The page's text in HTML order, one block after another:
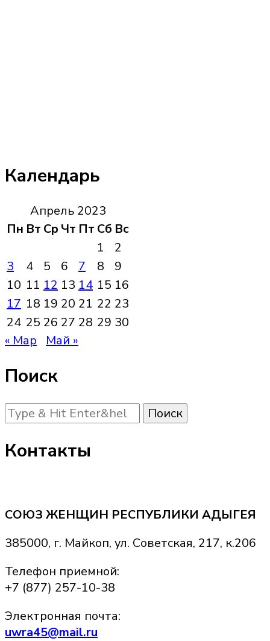
Календарь
Апрель 2023
Пн Вт Ср Чт Пт Сб Вс
1
2
3
4 5 6 7 8
9
10 11 12 13 14 15 16
17 18 19 20 21 22 23
24 25 26 27 28 29 30
« Мар
Май »
Поиск
Ищите
что-
то?
Контакты
СОЮЗ ЖЕНЩИН РЕСПУБЛИКИ АДЫГЕЯ
385000, г. Майкоп, ул. Советская, 217, к.206
Телефон приемной:
+7 (877) 257-10-38
Электронная почта:
uwra45@mail.ru